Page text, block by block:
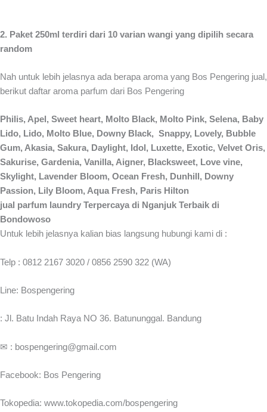
2. Paket 250ml terdiri dari 10 varian wangi yang dipilih secara
random
Nah untuk lebih jelasnya ada berapa aroma yang Bos Pengering jual,
berikut daftar aroma parfum dari Bos Pengering
Philis, Apel, Sweet heart, Molto Black, Molto Pink, Selena, Baby
Lido, Lido, Molto Blue, Downy Black, Snappy, Lovely, Bubble
Gum, Akasia, Sakura, Daylight, Idol, Luxette, Exotic, Velvet Oris,
Sakurise, Gardenia, Vanilla, Aigner, Blacksweet, Love vine,
Skylight, Lavender Bloom, Ocean Fresh, Dunhill, Downy
Passion, Lily Bloom, Aqua Fresh, Paris Hilton
jual parfum laundry Terpercaya di Nganjuk Terbaik di
Bondowoso
Untuk lebih jelasnya kalian bias langsung hubungi kami di :
Telp : 0812 2167 3020 / 0856 2590 322 (WA)
Line: Bospengering
: Jl. Batu Indah Raya NO 36. Batununggal. Bandung
✉ : bospengering@gmail.com
Facebook: Bos Pengering
Tokopedia: www.tokopedia.com/bospengering